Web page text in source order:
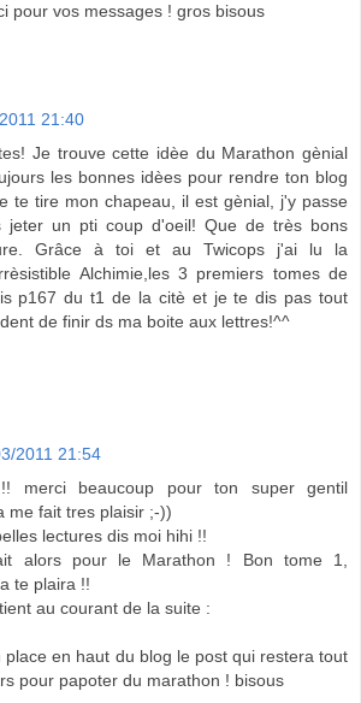
pour vos messages ! gros bisous
21:40
Je trouve cette idèe du Marathon gènial
les bonnes idèes pour rendre ton blog
te tire mon chapeau, il est gènial, j'y passe
jeter un pti coup d'oeil! Que de très bons
Grâce à toi et au Twicops j'ai lu la
Alchimie,les 3 premiers tomes de
p167 du t1 de la citè et je te dis pas tout
de finir ds ma boite aux lettres!^^
2011 21:54
merci beaucoup pour ton super gentil
me fait tres plaisir ;-))
lectures dis moi hihi !!
alors pour le Marathon ! Bon tome 1,
te plaira !!
au courant de la suite :
place en haut du blog le post qui restera tout
pour papoter du marathon ! bisous